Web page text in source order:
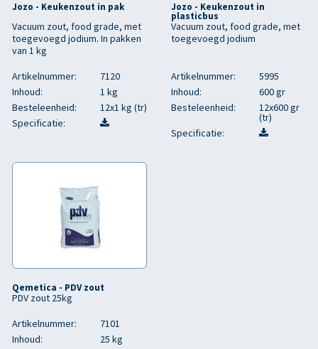
Jozo - Keukenzout in pak
Vacuum zout, food grade, met
toegevoegd jodium. In pakken
van 1 kg
Artikelnummer:
7120
Inhoud:
1 kg
Besteleenheid:
12x1 kg (tr)
Specificatie:
Jozo - Keukenzout in
plasticbus
Vacuum zout, food grade, met
toegevoegd jodium
Artikelnummer:
5995
Inhoud:
600 gr
Besteleenheid:
12x600 gr
(tr)
Specificatie:
Qemetica - PDV zout
PDV zout 25kg
Artikelnummer:
7101
Inhoud:
25 kg